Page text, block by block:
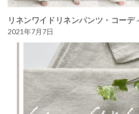
リネンワイドリネンパンツ・コーデ
2021年7月7日